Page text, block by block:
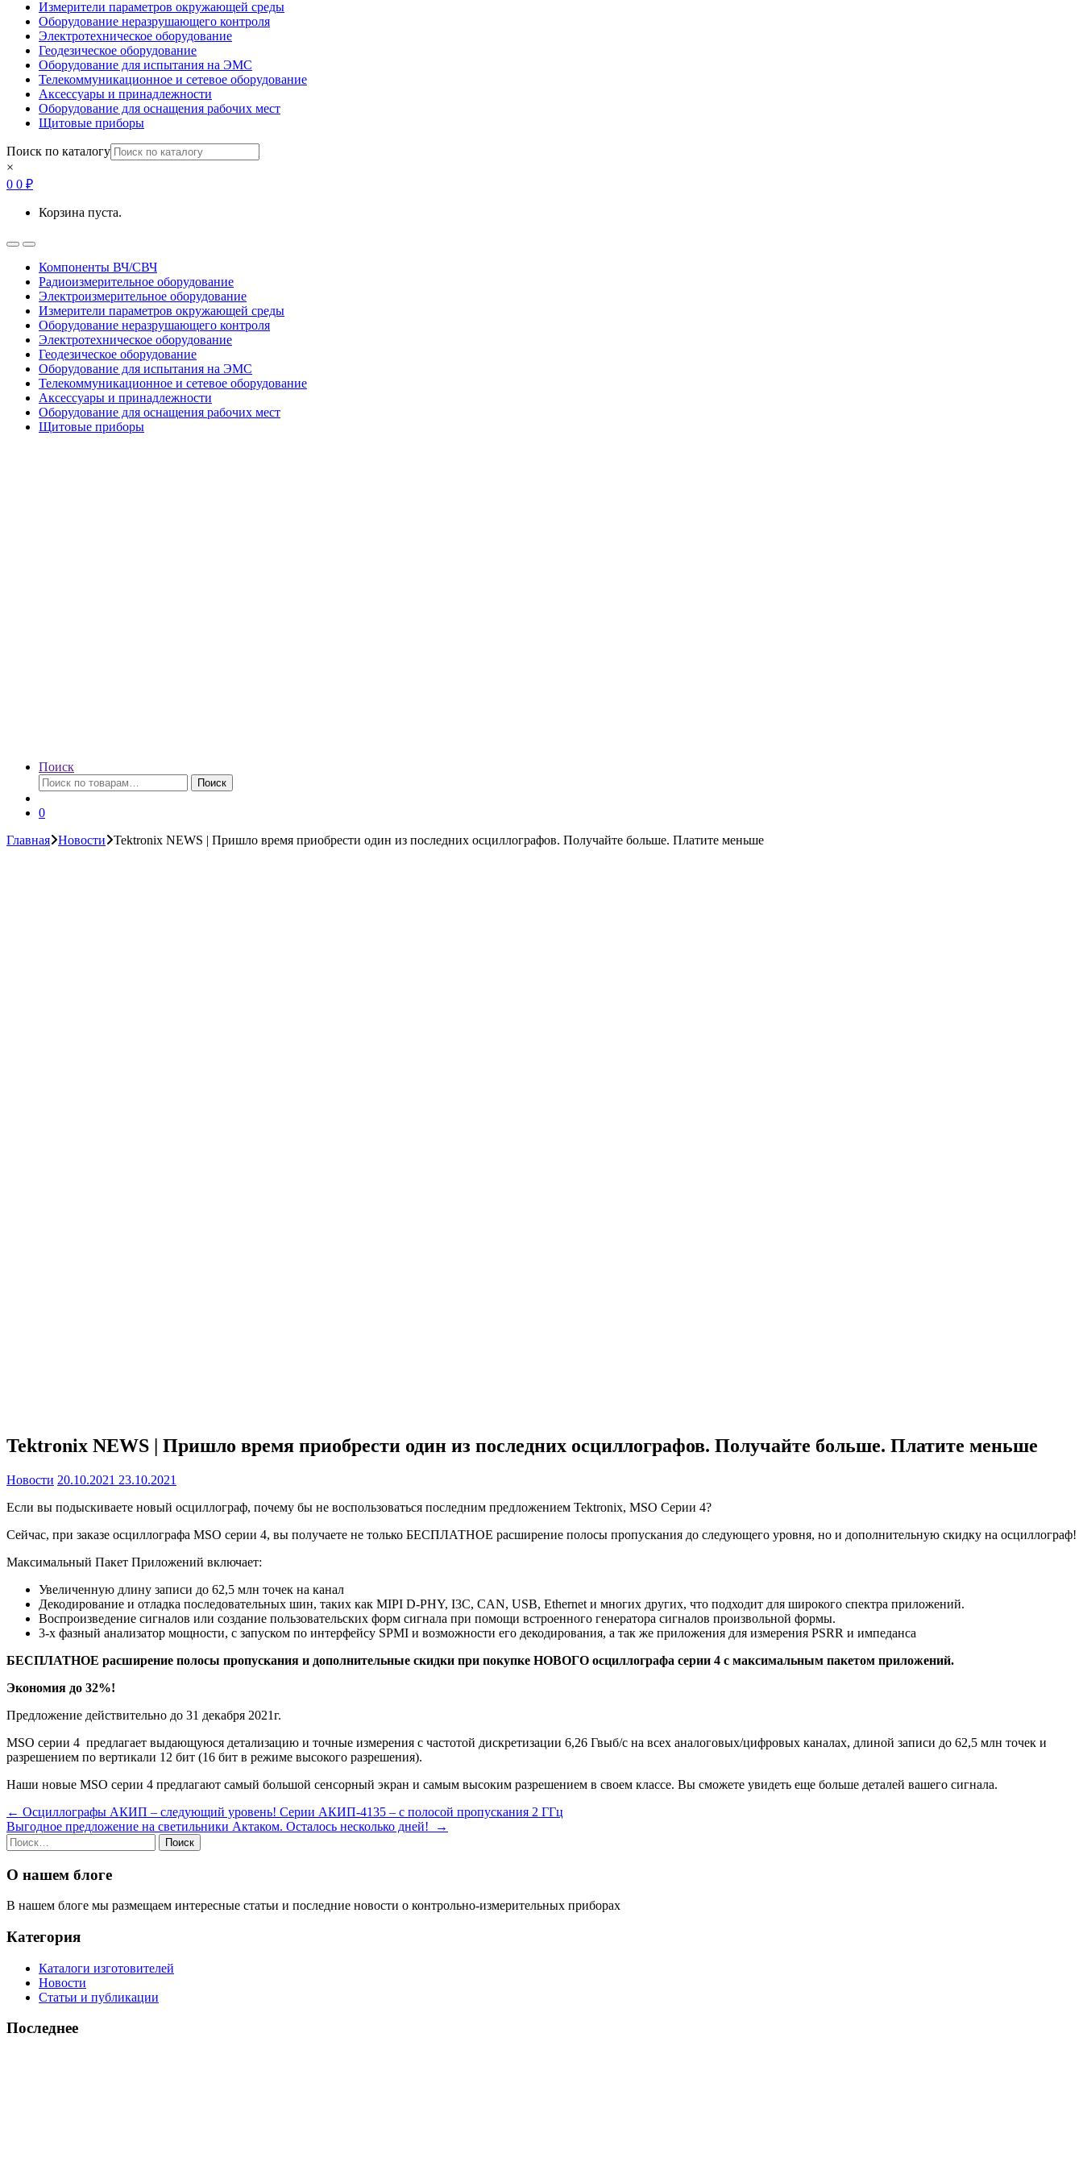
Измерители параметров окружающей среды
Оборудование неразрушающего контроля
Электротехническое оборудование
Геодезическое оборудование
Оборудование для испытания на ЭМС
Телекоммуникационное и сетевое оборудование
Аксессуары и принадлежности
Оборудование для оснащения рабочих мест
Щитовые приборы
Поиск по каталогу
×
0 0 ₽
Корзина пуста.
OpenClose
Компоненты ВЧ/СВЧ
Радиоизмерительное оборудование
Электроизмерительное оборудование
Измерители параметров окружающей среды
Оборудование неразрушающего контроля
Электротехническое оборудование
Геодезическое оборудование
Оборудование для испытания на ЭМС
Телекоммуникационное и сетевое оборудование
Аксессуары и принадлежности
Оборудование для оснащения рабочих мест
Щитовые приборы
Поиск
Искать:
Поиск
0
Главная Новости Tektronix NEWS | Пришло время приобрести один из последних осциллографов. Получайте больше. Платите меньше
Tektronix NEWS | Пришло время приобрести один из последних осциллографов. Получайте больше. Платите меньше
Новости 20.10.2021 23.10.2021
Если вы подыскиваете новый осциллограф, почему бы не воспользоваться последним предложением Tektronix, MSO Серии 4?
Сейчас, при заказе осциллографа MSO серии 4, вы получаете не только БЕСПЛАТНОЕ расширение полосы пропускания до следующего уровня, но и дополнительную скидку на осциллограф!
Максимальный Пакет Приложений включает:
Увеличенную длину записи до 62,5 млн точек на канал
Декодирование и отладка последовательных шин, таких как MIPI D-PHY, I3C, CAN, USB, Ethernet и многих других, что подходит для широкого спектра приложений.
Воспроизведение сигналов или создание пользовательских форм сигнала при помощи встроенного генератора сигналов произвольной формы.
3-х фазный анализатор мощности, с запуском по интерфейсу SPMI и возможности его декодирования, а так же приложения для измерения PSRR и импеданса
БЕСПЛАТНОЕ расширение полосы пропускания и дополнительные скидки при покупке НОВОГО осциллографа серии 4 с максимальным пакетом приложений.
Экономия до 32%!
Предложение действительно до 31 декабря 2021г.
MSO серии 4 предлагает выдающуюся детализацию и точные измерения с частотой дискретизации 6,26 Гвыб/с на всех аналоговых/цифровых каналах, длиной записи до 62,5 млн точек и
разрешением по вертикали 12 бит (16 бит в режиме высокого разрешения).
Наши новые MSO серии 4 предлагают самый большой сенсорный экран и самым высоким разрешением в своем классе. Вы сможете увидеть еще больше деталей вашего сигнала.
Навигация
по
записям
← Осциллографы АКИП – следующий уровень! Серии АКИП-4135 – с полосой пропускания 2 ГГц
Выгодное предложение на светильники Актаком. Осталось несколько дней!
→
Найти:
О нашем блоге
В нашем блоге мы размещаем интересные статьи и последние новости о контрольно-измерительных приборах
Категория
Каталоги изготовителей
Новости
Статьи и публикации
Последнее